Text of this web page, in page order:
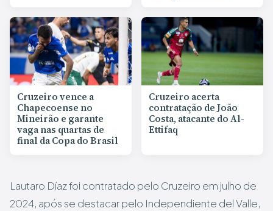
Cruzeiro vence a
Chapecoense no
Mineirão e garante
vaga nas quartas de
final da Copa do Brasil
Cruzeiro acerta
contratação de João
Costa, atacante do Al-
Ettifaq
Lautaro Díaz foi contratado pelo Cruzeiro em julho de
2024, após se destacar pelo Independiente del Valle,